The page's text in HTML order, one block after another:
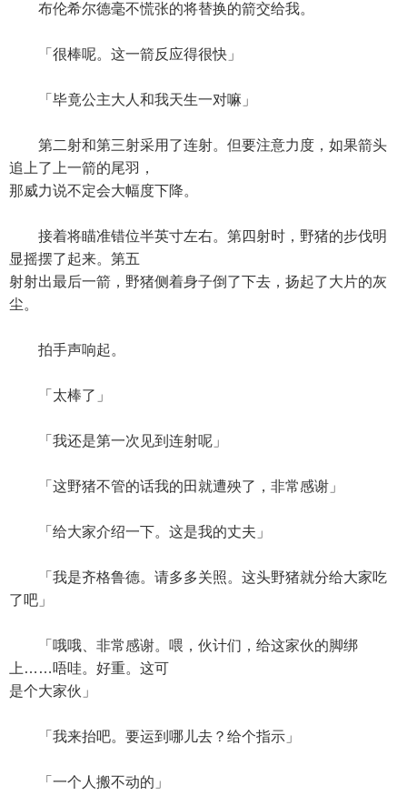
布伦希尔德毫不慌张的将替换的箭交给我。
「很棒呢。这一箭反应得很快」
「毕竟公主大人和我天生一对嘛」
第二射和第三射采用了连射。但要注意力度，如果箭头
追上了上一箭的尾羽，
那威力说不定会大幅度下降。
接着将瞄准错位半英寸左右。第四射时，野猪的步伐明
显摇摆了起来。第五
射射出最后一箭，野猪侧着身子倒了下去，扬起了大片的灰
尘。
拍手声响起。
「太棒了」
「我还是第一次见到连射呢」
「这野猪不管的话我的田就遭殃了，非常感谢」
「给大家介绍一下。这是我的丈夫」
「我是齐格鲁德。请多多关照。这头野猪就分给大家吃
了吧」
「哦哦、非常感谢。喂，伙计们，给这家伙的脚绑
上……唔哇。好重。这可
是个大家伙」
「我来抬吧。要运到哪儿去？给个指示」
「一个人搬不动的」